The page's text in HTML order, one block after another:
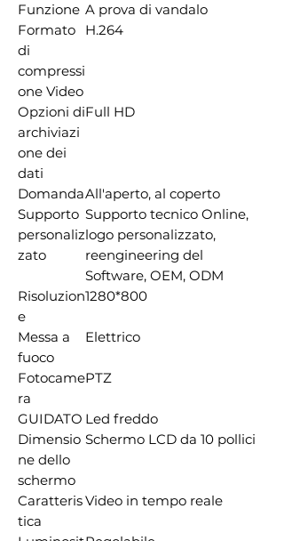
Funzione A prova di vandalo
Formato
di
compressi
one Video
H.264
Opzioni di
archiviazi
one dei
dati
Full HD
DomandaAll'aperto, al coperto
Supporto
personaliz
zato
Supporto tecnico Online,
logo personalizzato,
reengineering del
Software, OEM, ODM
Risoluzion
e
1280*800
Messa a
fuoco
Elettrico
Fotocame
ra
PTZ
GUIDATO Led freddo
Dimensio
ne dello
schermo
Schermo LCD da 10 pollici
Caratteris
tica
Video in tempo reale